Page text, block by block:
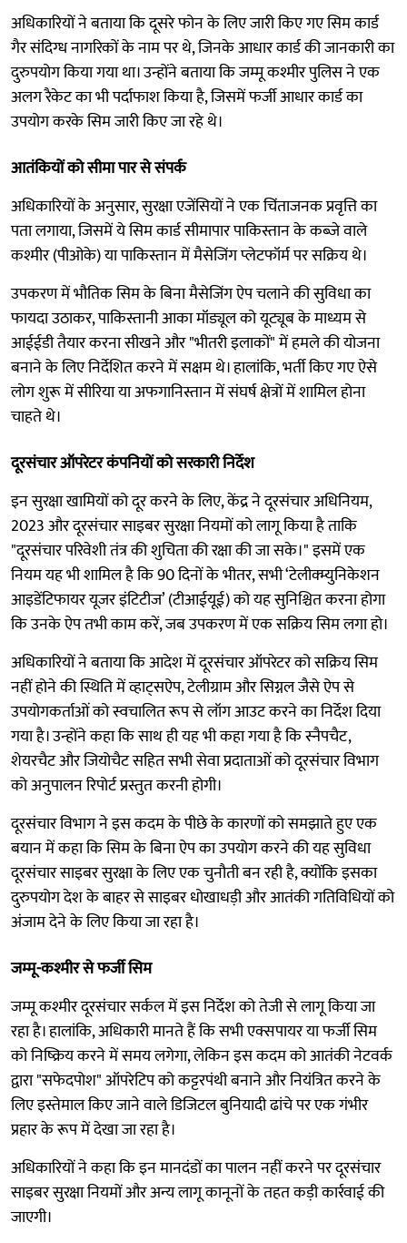
अधिकारियों ने बताया कि दूसरे फोन के लिए जारी किए गए सिम कार्ड
गैर संदिग्ध नागरिकों के नाम पर थे, जिनके आधार कार्ड की जानकारी का
दुरुपयोग किया गया था। उन्होंने बताया कि जम्मू कश्मीर पुलिस ने एक
अलग रैकेट का भी पर्दाफाश किया है, जिसमें फर्जी आधार कार्ड का
उपयोग करके सिम जारी किए जा रहे थे।
आतंकियों को सीमा पार से संपर्क
अधिकारियों के अनुसार, सुरक्षा एजेंसियों ने एक चिंताजनक प्रवृत्ति का
पता लगाया, जिसमें ये सिम कार्ड सीमापार पाकिस्तान के कब्जे वाले
कश्मीर (पीओके) या पाकिस्तान में मैसेजिंग प्लेटफॉर्म पर सक्रिय थे।
उपकरण में भौतिक सिम के बिना मैसेजिंग ऐप चलाने की सुविधा का
फायदा उठाकर, पाकिस्तानी आका मॉड्यूल को यूट्यूब के माध्यम से
आईईडी तैयार करना सीखने और "भीतरी इलाकों" में हमले की योजना
बनाने के लिए निर्देशित करने में सक्षम थे। हालांकि, भर्ती किए गए ऐसे
लोग शुरू में सीरिया या अफगानिस्तान में संघर्ष क्षेत्रों में शामिल होना
चाहते थे।
दूरसंचार ऑपरेटर कंपनियों को सरकारी निर्देश
इन सुरक्षा खामियों को दूर करने के लिए, केंद्र ने दूरसंचार अधिनियम,
2023 और दूरसंचार साइबर सुरक्षा नियमों को लागू किया है ताकि
"दूरसंचार परिवेशी तंत्र की शुचिता की रक्षा की जा सके।" इसमें एक
नियम यह भी शामिल है कि 90 दिनों के भीतर, सभी ‘टेलीक्म्युनिकेशन
आइडेंटिफायर यूजर इंटिटीज’ (टीआईयूई) को यह सुनिश्चित करना होगा
कि उनके ऐप तभी काम करें, जब उपकरण में एक सक्रिय सिम लगा हो।
अधिकारियों ने बताया कि आदेश में दूरसंचार ऑपरेटर को सक्रिय सिम
नहीं होने की स्थिति में व्हाट्सऐप, टेलीग्राम और सिग्नल जैसे ऐप से
उपयोगकर्ताओं को स्वचालित रूप से लॉग आउट करने का निर्देश दिया
गया है। उन्होंने कहा कि साथ ही यह भी कहा गया है कि स्नैपचैट,
शेयरचैट और जियोचैट सहित सभी सेवा प्रदाताओं को दूरसंचार विभाग
को अनुपालन रिपोर्ट प्रस्तुत करनी होगी।
दूरसंचार विभाग ने इस कदम के पीछे के कारणों को समझाते हुए एक
बयान में कहा कि सिम के बिना ऐप का उपयोग करने की यह सुविधा
दूरसंचार साइबर सुरक्षा के लिए एक चुनौती बन रही है, क्योंकि इसका
दुरुपयोग देश के बाहर से साइबर धोखाधड़ी और आतंकी गतिविधियों को
अंजाम देने के लिए किया जा रहा है।
जम्मू-कश्मीर से फर्जी सिम
जम्मू कश्मीर दूरसंचार सर्कल में इस निर्देश को तेजी से लागू किया जा
रहा है। हालांकि, अधिकारी मानते हैं कि सभी एक्सपायर या फर्जी सिम
को निष्क्रिय करने में समय लगेगा, लेकिन इस कदम को आतंकी नेटवर्क
द्वारा "सफेदपोश" ऑपरेटिप को कट्टरपंथी बनाने और नियंत्रित करने के
लिए इस्तेमाल किए जाने वाले डिजिटल बुनियादी ढांचे पर एक गंभीर
प्रहार के रूप में देखा जा रहा है।
अधिकारियों ने कहा कि इन मानदंडों का पालन नहीं करने पर दूरसंचार
साइबर सुरक्षा नियमों और अन्य लागू कानूनों के तहत कड़ी कार्रवाई की
जाएगी।